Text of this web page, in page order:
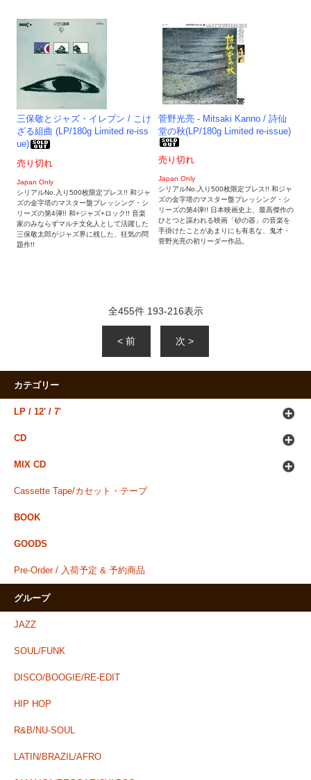
三保敬とジャズ・イレブン / こけ
ざる組曲 (LP/180g Limited re-iss
ue)
売り切れ
Japan Only
シリアルNo.入り500枚限定プレス!! 和ジャ
ズの金字塔のマスター盤プレッシング・シ
リーズの第4弾!! 和+ジャズ+ロック!! 音楽
家のみならずマルチ文化人として活躍した
三保敬太郎がジャズ界に残した、狂気の問
題作!!
菅野光亮 - Mitsaki Kanno / 詩仙
堂の秋(LP/180g Limited re-issue)
売り切れ
Japan Only
シリアルNo.入り500枚限定プレス!! 和ジャ
ズの金字塔のマスター盤プレッシング・シ
リーズの第4弾!! 日本映画史上、最高傑作の
ひとつと謳われる映画「砂の器」の音楽を
手掛けたことがあまりにも有名な、鬼才・
菅野光亮の初リーダー作品。
全455件 193-216表示
< 前 次 >
カテゴリー
LP / 12' / 7'
CD
MIX CD
Cassette Tape/カセット・テープ
BOOK
GOODS
Pre-Order / 入荷予定 & 予約商品
グループ
JAZZ
SOUL/FUNK
DISCO/BOOGIE/RE-EDIT
HIP HOP
R&B/NU-SOUL
LATIN/BRAZIL/AFRO